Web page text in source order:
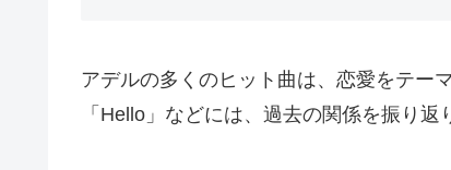
アデルの多くのヒット曲は、恋愛をテー
「Hello」などには、過去の関係を振り